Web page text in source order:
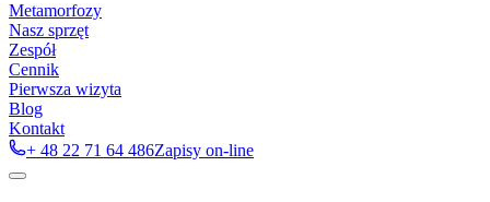
Metamorfozy
Nasz sprzęt
Zespół
Cennik
Pierwsza wizyta
Blog
Kontakt
+ 48 22 71 64 486Zapisy on-line